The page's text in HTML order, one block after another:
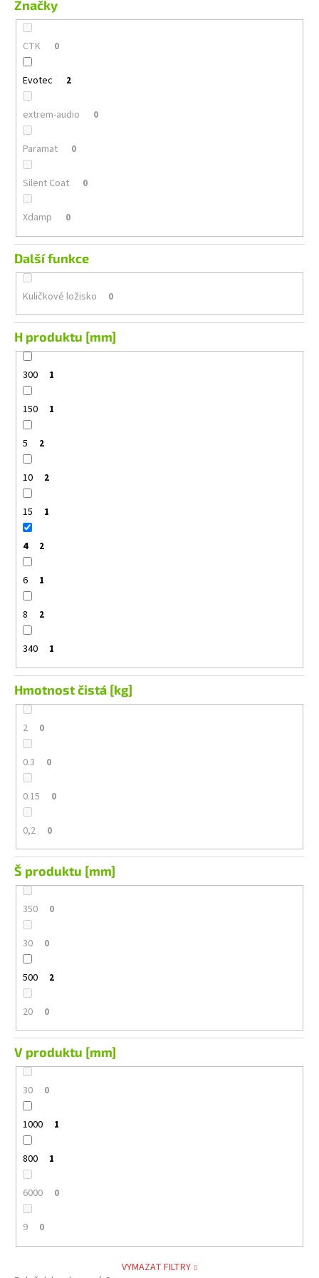
Značky
CTK 0
Evotec 2
extrem-audio 0
Paramat 0
Silent Coat 0
Xdamp 0
Další funkce
Kuličkové ložisko 0
H produktu [mm]
300 1
150 1
5 2
10 2
15 1
4 2
6 1
8 2
340 1
Hmotnost čistá [kg]
2 0
0.3 0
0.15 0
0,2 0
Š produktu [mm]
350 0
30 0
500 2
20 0
V produktu [mm]
30 0
1000 1
800 1
6000 0
9 0
VYMAZAT FILTRY